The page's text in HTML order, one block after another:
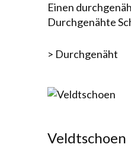
Einen
Durch­genähte
> Durchgenäht
Veldtschoen